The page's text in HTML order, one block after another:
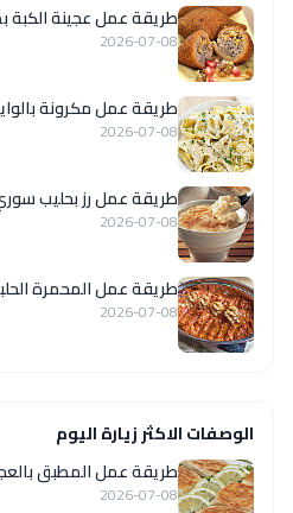
طريقة عمل عجينة الكبة
2026-07-08
طريقة عمل مكرونة
2026-07-08
طريقة عمل رز بحليب سوري بـ 5
2026-07-08
طريقة عمل المحمرة
2026-07-08
الوصفات الاكثر زيارة اليوم
طريقة عمل المطبق
2026-07-08